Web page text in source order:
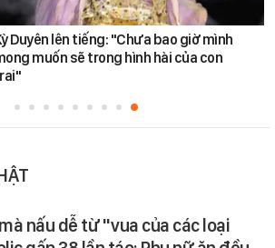
Duyên lên tiếng: "Chưa bao giờ mình
muốn sẽ trong hình hài của con
nấu dễ từ "vua của các loại